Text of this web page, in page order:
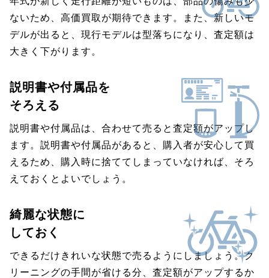
ないため、高価買取が期待できます。また、新しいモ
デルが出ると、現行モデルは型落ちになり、査定額は
大きく下がります。
説明書や付属品を
そろえる
説明書や付属品は、合わせて売ると査定額がアップし
ます。説明書や付属品があると、購入者が安心して買
えるため、購入時に捨ててしまっていなければ、そろ
えておくとよいでしょう。
綺麗な状態に
しておく
できるだけきれいな状態で売るようにしましょう。ク
リーニングの手間が省ける分、査定額がアップするか